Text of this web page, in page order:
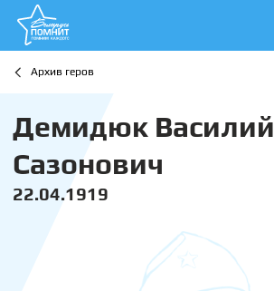
Архив геров
Демидюк Василий
Сазонович
22.04.1919